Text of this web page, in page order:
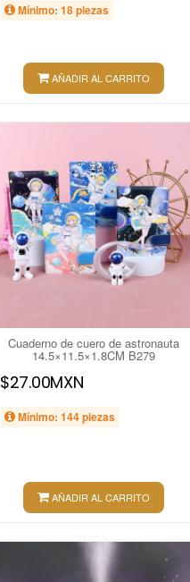
Mínimo: 18 piezas
AÑADIR AL CARRITO
Cuaderno de cuero de astronauta
14.5×11.5×1.8CM B279
$27.00MXN
Mínimo: 144 piezas
AÑADIR AL CARRITO